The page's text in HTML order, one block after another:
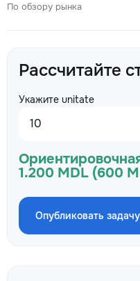
По обзору рынка
Рассчитайте
Укажите unitate
1.200 MDL (600
Опубликовать